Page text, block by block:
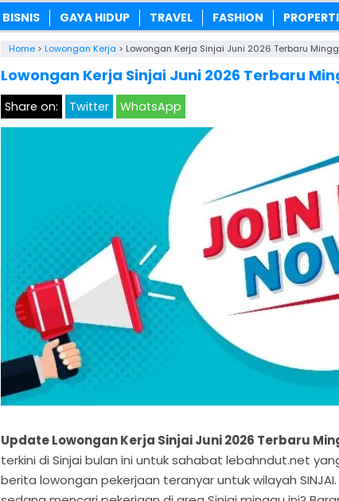
BISNIS GAYA HIDUP TRAVEL FASHION PROPERTI
Home > Lowongan Kerja > Lowongan Kerja Sinjai Juni 2026 Terbaru
Lowongan Kerja Sinjai Juni 2026 Terbaru
Share on: Twitter WhatsApp
Update Lowongan Kerja Sinjai Juni 2026 Terbaru
terkini di Sinjai bulan ini untuk sahabat lebahndut.net
berita lowongan pekerjaan teranyar untuk wilayah